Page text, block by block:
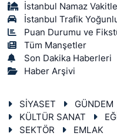
İstanbul Namaz
İstanbul Trafik
Puan Durumu ve
Tüm Manşetler
Son Dakika Haberleri
Haber Arşivi
SİYASET GÜNDEM
KÜLTÜR SANAT
SEKTÖR
EMLAK